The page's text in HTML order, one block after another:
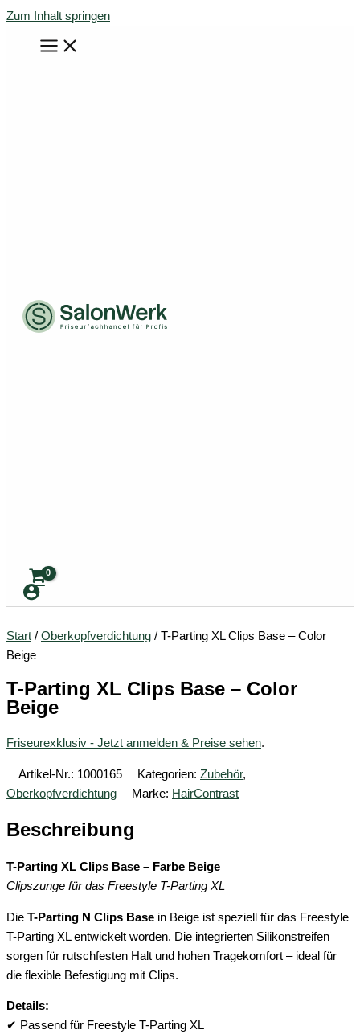
Zum Inhalt springen
Start / Oberkopfverdichtung / T-Parting XL Clips Base – Color
Beige
T-Parting XL Clips Base – Color
Beige
Friseurexklusiv - Jetzt anmelden & Preise sehen.
Artikel-Nr.: 1000165 Kategorien: Zubehör,
Oberkopfverdichtung
Marke: HairContrast
Beschreibung
T-Parting XL Clips Base – Farbe Beige
Clipszunge für das Freestyle T-Parting XL
Die T-Parting N Clips Base in Beige ist speziell für das Freestyle
T-Parting XL entwickelt worden. Die integrierten Silikonstreifen
sorgen für rutschfesten Halt und hohen Tragekomfort – ideal für
die flexible Befestigung mit Clips.
Details:
✔ Passend für Freestyle T-Parting XL